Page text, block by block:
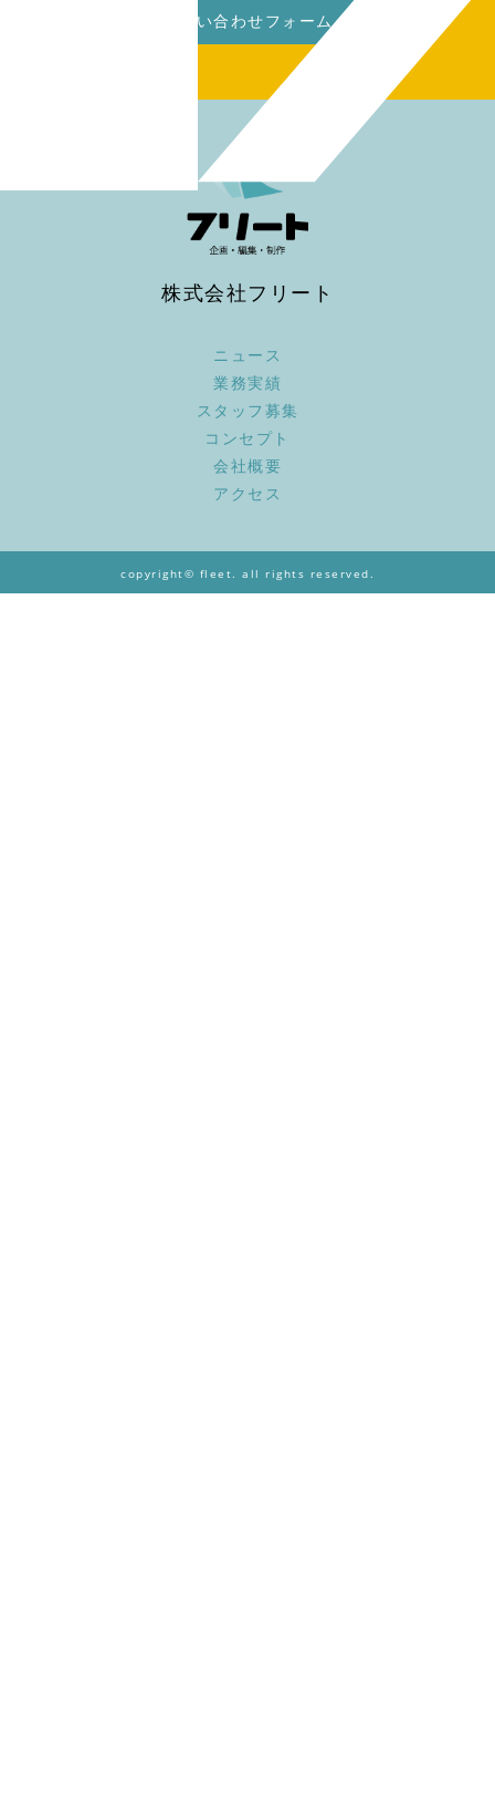
お問い合わせフォーム
株式会社フリート
ニュース
業務実績
スタッフ募集
コンセプト
会社概要
アクセス
copyright© fleet. all rights reserved.